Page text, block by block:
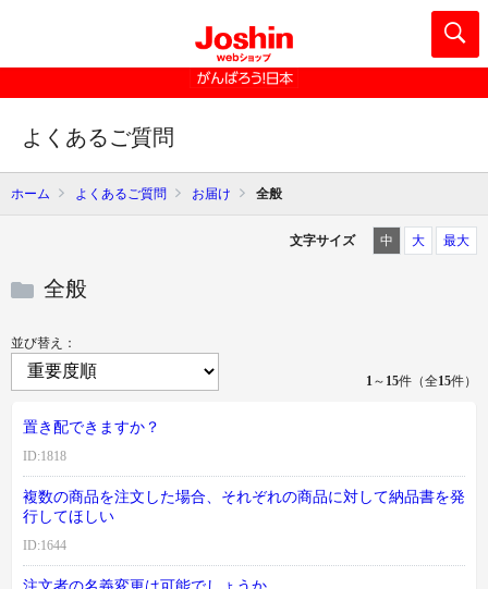
よくあるご質問
ホーム よくあるご質問 お届け 全般
文字サイズ 中 大 最大
全般
並び替え：
1～ 15件（全15件）
置き配できますか？
ID:1818
複数の商品を注文した場合、それぞれの商品に対して納品書を発
行してほしい
ID:1644